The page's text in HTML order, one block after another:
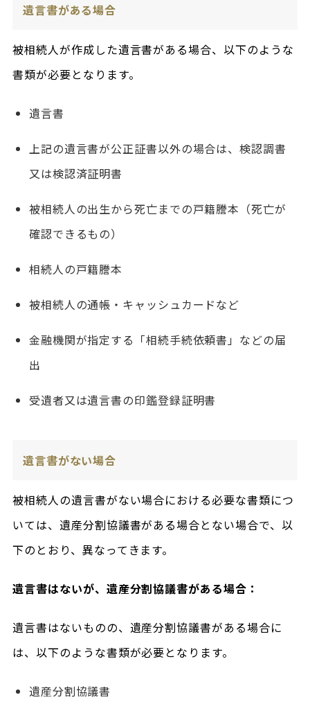
遺言書がある場合
被相続人が作成した遺言書がある場合、以下のような
書類が必要となります。
遺言書
上記の遺言書が公正証書以外の場合は、検認調書
又は検認済証明書
被相続人の出生から死亡までの戸籍謄本（死亡が
確認できるもの）
相続人の戸籍謄本
被相続人の通帳・キャッシュカードなど
金融機関が指定する「相続手続依頼書」などの届
出
受遺者又は遺言書の印鑑登録証明書
遺言書がない場合
被相続人の遺言書がない場合における必要な書類につ
いては、遺産分割協議書がある場合とない場合で、以
下のとおり、異なってきます。
遺言書はないが、遺産分割協議書がある場合：
遺言書はないものの、遺産分割協議書がある場合に
は、以下のような書類が必要となります。
遺産分割協議書